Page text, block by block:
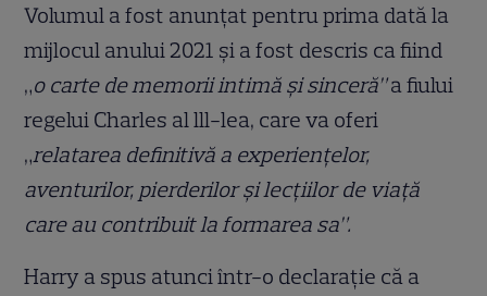
Volumul a fost anunțat pentru prima dată la
mijlocul anului 2021 și a fost descris ca fiind
„o carte de memorii intimă și sinceră”a fiului
regelui Charles al lll-lea, care va oferi
„relatarea definitivă a experiențelor,
aventurilor, pierderilor și lecțiilor de viață
care au contribuit la formarea sa”.
Harry a spus atunci într-o declarație că a